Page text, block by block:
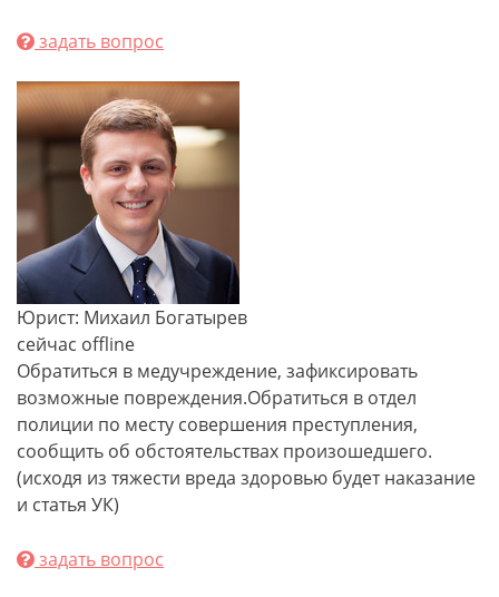
задать вопрос
Юрист: Михаил Богатырев
сейчас offline
Обратиться в медучреждение, зафиксировать
возможные повреждения.Обратиться в отдел
полиции по месту совершения преступления,
сообщить об обстоятельствах произошедшего.
(исходя из тяжести вреда здоровью будет наказание
и статья УК)
задать вопрос